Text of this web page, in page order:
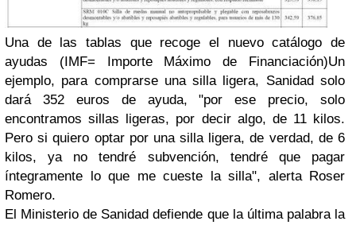
Una de las tablas que recoge el nuevo catálogo de
ayudas (IMF= Importe Máximo de Financiación)Un
ejemplo, para comprarse unasilla ligera, Sanidad solo
dará 352 euros de ayuda, "por ese precio, solo
encontramos sillas ligeras, por decir algo, de 11 kilos.
Pero si quiero optar por una silla ligera, de verdad, de 6
kilos, ya no tendré subvención, tendré que pagar
íntegramente lo que me cueste la silla", alerta Roser
Romero.
El Ministerio de Sanidad defiende que la última palabra la